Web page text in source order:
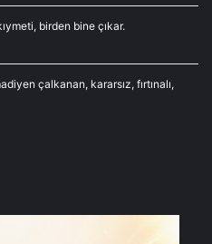
birden bine çıkar.
çalkanan, kararsız, fırtınalı,